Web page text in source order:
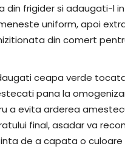
din frigider si adaugati-l
uniform, apoi
din comert
ceapa verde
pana la
a evita arderea
final, asadar va
de a capata o